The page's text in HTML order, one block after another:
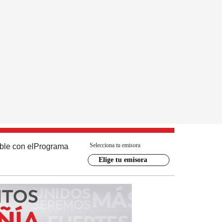
con el Programa Selecciona tu emisora
Elige tu emisora